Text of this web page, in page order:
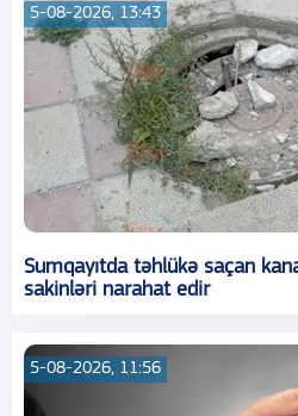
5-08-2026, 13:43
Sumqayıtda təhlükə saçan
sakinləri narahat edir
5-08-2026, 11:56